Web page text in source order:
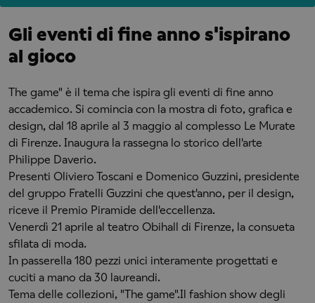
Gli eventi di fine anno s'ispirano
al gioco
The game" è il tema che ispira gli eventi di fine anno
accademico. Si comincia con la mostra di foto, grafica e
design, dal 18 aprile al 3 maggio al complesso Le Murate
di Firenze. Inaugura la rassegna lo storico dell'arte
Philippe Daverio.
Presenti Oliviero Toscani e Domenico Guzzini, presidente
del gruppo Fratelli Guzzini che quest'anno, per il design,
riceve il Premio Piramide dell'eccellenza.
Venerdì 21 aprile al teatro Obihall di Firenze, la consueta
sfilata di moda.
In passerella 180 pezzi unici interamente progettati e
cuciti a mano da 30 laureandi.
Tema delle collezioni, "The game".Il fashion show degli